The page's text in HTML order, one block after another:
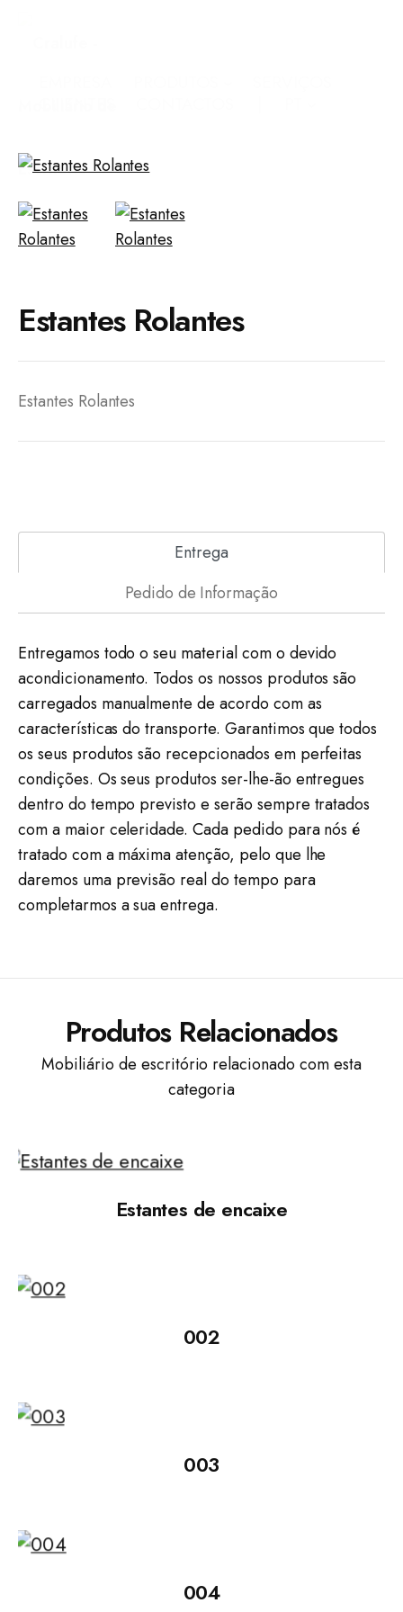
Estantes Rolantes
Estantes Rolantes
Entrega
Pedido de Informação
Entregamos todo o seu material com o devido
acondicionamento. Todos os nossos produtos são
carregados manualmente de acordo com as
características do transporte. Garantimos que todos
os seus produtos são recepcionados em perfeitas
condições. Os seus produtos ser-lhe-ão entregues
dentro do tempo previsto e serão sempre tratados
com a maior celeridade. Cada pedido para nós é
tratado com a máxima atenção, pelo que lhe
daremos uma previsão real do tempo para
completarmos a sua entrega.
Produtos Relacionados
Mobiliário de escritório relacionado com esta
categoria
Estantes de encaixe
002
003
004